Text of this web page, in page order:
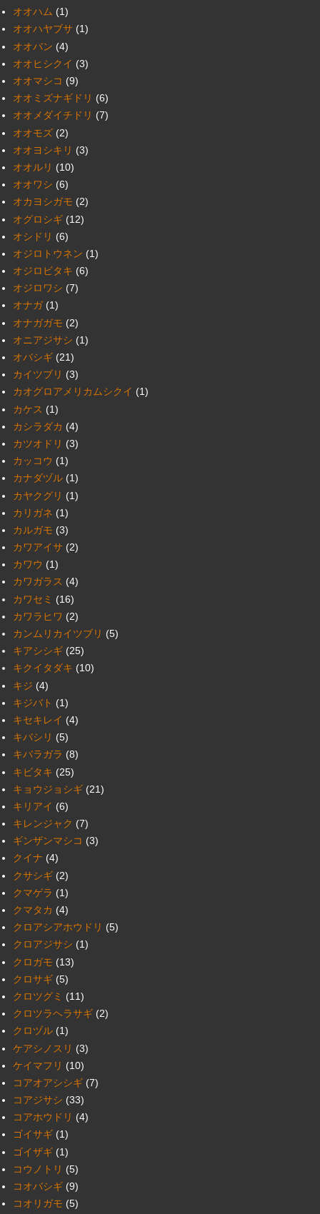
オオハム (1)
オオハヤブサ (1)
オオバン (4)
オオヒシクイ (3)
オオマシコ (9)
オオミズナギドリ (6)
オオメダイチドリ (7)
オオモズ (2)
オオヨシキリ (3)
オオルリ (10)
オオワシ (6)
オカヨシガモ (2)
オグロシギ (12)
オシドリ (6)
オジロトウネン (1)
オジロビタキ (6)
オジロワシ (7)
オナガ (1)
オナガガモ (2)
オニアジサシ (1)
オバシギ (21)
カイツブリ (3)
カオグロアメリカムシクイ (1)
カケス (1)
カシラダカ (4)
カツオドリ (3)
カッコウ (1)
カナダヅル (1)
カヤクグリ (1)
カリガネ (1)
カルガモ (3)
カワアイサ (2)
カワウ (1)
カワガラス (4)
カワセミ (16)
カワラヒワ (2)
カンムリカイツブリ (5)
キアシシギ (25)
キクイタダキ (10)
キジ (4)
キジバト (1)
キセキレイ (4)
キバシリ (5)
キバラガラ (8)
キビタキ (25)
キョウジョシギ (21)
キリアイ (6)
キレンジャク (7)
ギンザンマシコ (3)
クイナ (4)
クサシギ (2)
クマゲラ (1)
クマタカ (4)
クロアシアホウドリ (5)
クロアジサシ (1)
クロガモ (13)
クロサギ (5)
クロツグミ (11)
クロツラヘラサギ (2)
クロヅル (1)
ケアシノスリ (3)
ケイマフリ (10)
コアオアシシギ (7)
コアジサシ (33)
コアホウドリ (4)
ゴイサギ (1)
ゴイザギ (1)
コウノトリ (5)
コオバシギ (9)
コオリガモ (5)